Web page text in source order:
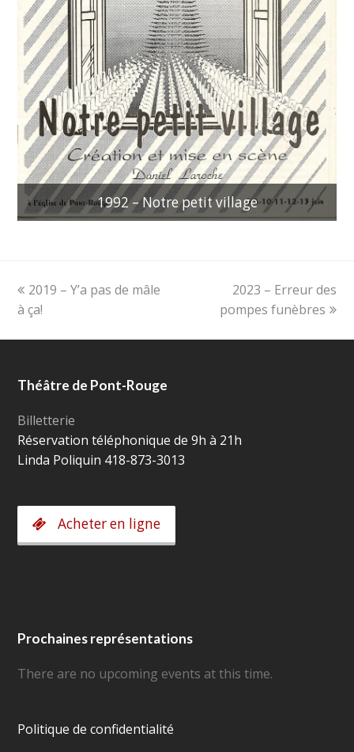
1992 – Notre petit village
Onglet
précédent:
2019 – Y’a pas de mâle
à ça!
next
post:
2023 – Erreur des
pompes funèbres
Théâtre de Pont-Rouge
Billetterie
Réservation téléphonique de 9h à 21h
Linda Poliquin 418-873-3013
Acheter en ligne
Prochaines représentations
There are no upcoming events at this time.
Politique de confidentialité